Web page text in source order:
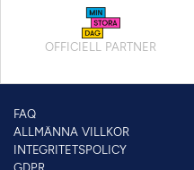
OFFICIELL PARTNER
FAQ
ALLMÄNNA VILLKOR
INTEGRITETSPOLICY